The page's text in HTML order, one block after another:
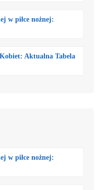
w piłce nożnej:
Aktualna Tabela
w piłce nożnej: